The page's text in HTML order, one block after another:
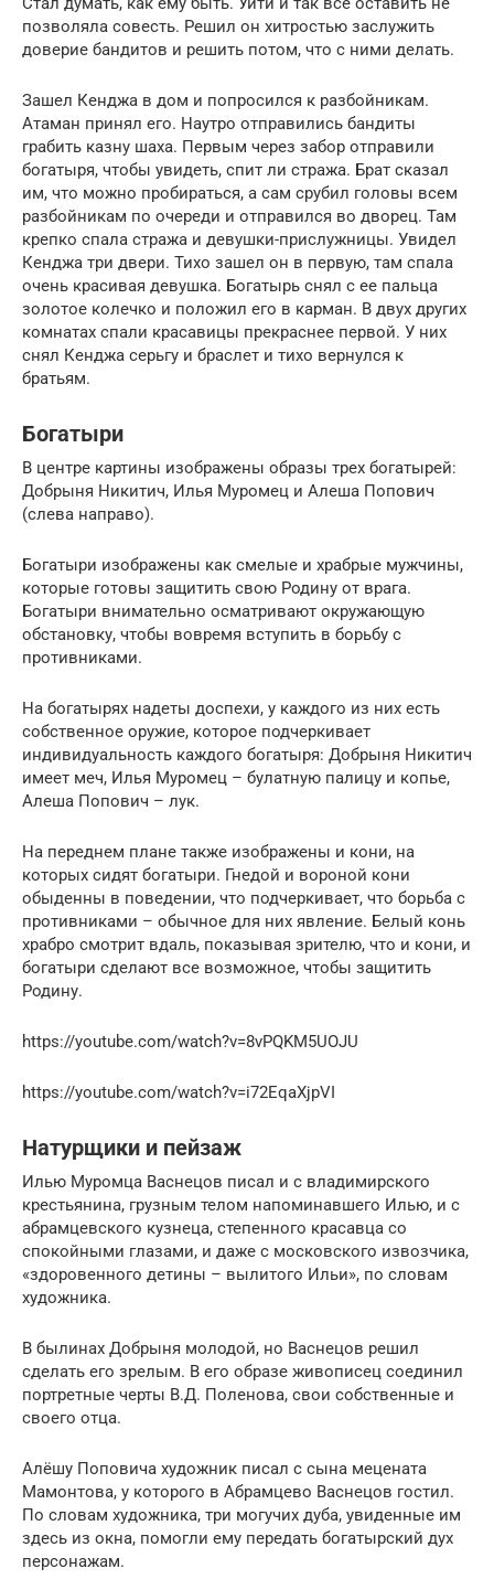
позволяла совесть. Решил он хитростью заслужить
доверие бандитов и решить потом, что с ними делать.
Зашел Кенджа в дом и попросился к разбойникам.
Атаман принял его. Наутро отправились бандиты
грабить казну шаха. Первым через забор отправили
богатыря, чтобы увидеть, спит ли стража. Брат сказал
им, что можно пробираться, а сам срубил головы всем
разбойникам по очереди и отправился во дворец. Там
крепко спала стража и девушки-прислужницы. Увидел
Кенджа три двери. Тихо зашел он в первую, там спала
очень красивая девушка. Богатырь снял с ее пальца
золотое колечко и положил его в карман. В двух других
комнатах спали красавицы прекраснее первой. У них
снял Кенджа серьгу и браслет и тихо вернулся к
братьям.
Богатыри
В центре картины изображены образы трех богатырей:
Добрыня Никитич, Илья Муромец и Алеша Попович
(слева направо).
Богатыри изображены как смелые и храбрые мужчины,
которые готовы защитить свою Родину от врага.
Богатыри внимательно осматривают окружающую
обстановку, чтобы вовремя вступить в борьбу с
противниками.
На богатырях надеты доспехи, у каждого из них есть
собственное оружие, которое подчеркивает
индивидуальность каждого богатыря: Добрыня Никитич
имеет меч, Илья Муромец – булатную палицу и копье,
Алеша Попович – лук.
На переднем плане также изображены и кони, на
которых сидят богатыри. Гнедой и вороной кони
обыденны в поведении, что подчеркивает, что борьба с
противниками – обычное для них явление. Белый конь
храбро смотрит вдаль, показывая зрителю, что и кони, и
богатыри сделают все возможное, чтобы защитить
Родину.
https://youtube.com/watch?v=8vPQKM5UOJU
https://youtube.com/watch?v=i72EqaXjpVI
Натурщики и пейзаж
Илью Муромца Васнецов писал и с владимирского
крестьянина, грузным телом напоминавшего Илью, и с
абрамцевского кузнеца, степенного красавца со
спокойными глазами, и даже с московского извозчика,
«здоровенного детины – вылитого Ильи», по словам
художника.
В былинах Добрыня молодой, но Васнецов решил
сделать его зрелым. В его образе живописец соединил
портретные черты В.Д. Поленова, свои собственные и
своего отца.
Алёшу Поповича художник писал с сына мецената
Мамонтова, у которого в Абрамцево Васнецов гостил.
По словам художника, три могучих дуба, увиденные им
здесь из окна, помогли ему передать богатырский дух
персонажам.